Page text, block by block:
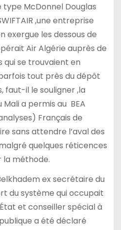
type McDonnel Douglas
,une entreprise
exergue les dessous de
Air Algérie auprès de
qui se trouvaient en
tout près du dépôt
faut-il le souligner ,la
a permis au BEA
Français de
sans attendre l’aval des
quelques réticences
la méthode.
ex secrétaire du
du système qui occupait
et conseiller spécial à
a été déclaré